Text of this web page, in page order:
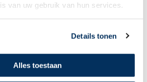
van uw gebruik van hun services.
Details tonen
Alles toestaan
en werkt tegenwoordig in
MAF (Mission Aviation Fellowship).
in om mensen in afgelegen gebieden van
unieke diersoorten, maar de bevolking
Veel dorpen zijn moeilijk of helemaal
weg, zeker tijdens het regenseizoen.